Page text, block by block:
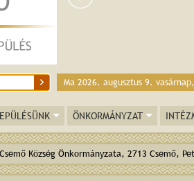
Ma 2026. augusztus 9.
ÖNKORMÁNYZAT
Csemő Község Önkormányzata, 2713